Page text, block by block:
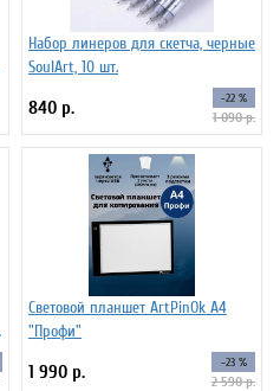
Набор линеров для скетча, черные
SoulArt, 10 шт.
840 р. -22 %
1 090 р.
Световой планшет ArtPinOk А4
"Профи"
1 990 р. -23 %
2 590 р.